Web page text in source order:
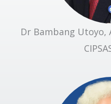
Dr Bambang Utoyo,